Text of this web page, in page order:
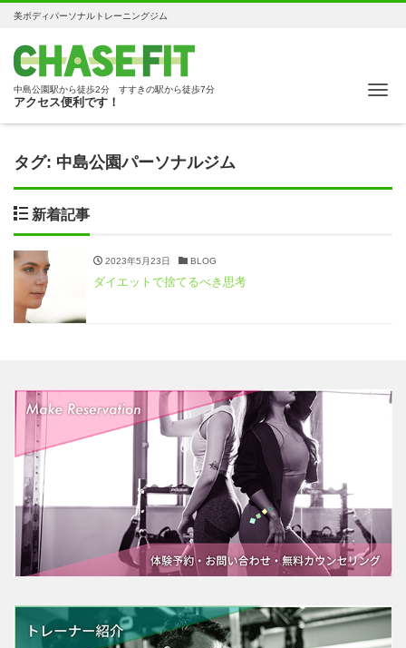
美ボディパーソナルトレーニングジム
中島公園駅から徒歩2分 すすきの駅から徒歩7分
アクセス便利です！
タグ: 中島公園パーソナルジム
新着記事
2023年5月23日 BLOG
ダイエットで捨てるべき思考